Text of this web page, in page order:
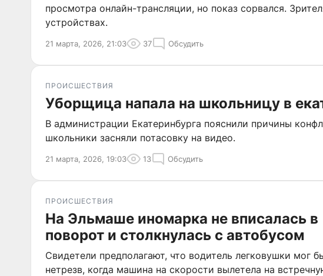
просмотра онлайн-трансляции, но показ сорвался.
устройствах.
21 марта, 2026, 21:03 37 Обсудить
ПРОИСШЕСТВИЯ
Уборщица напала на школьницу в
В администрации Екатеринбурга пояснили причины
школьники засняли потасовку на видео.
21 марта, 2026, 19:03 13 Обсудить
ПРОИСШЕСТВИЯ
На Эльмаше иномарка не вписалась в
поворот и столкнулась с автобусом
Свидетели предполагают, что водитель легковушки мог
нетрезв, когда машина на скорости вылетела на